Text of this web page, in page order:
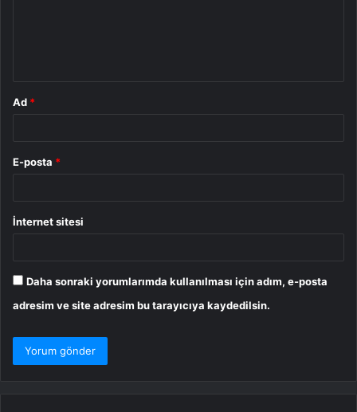
Ad *
E-posta *
İnternet sitesi
Daha sonraki yorumlarımda kullanılması için adım, e-posta
adresim ve site adresim bu tarayıcıya kaydedilsin.